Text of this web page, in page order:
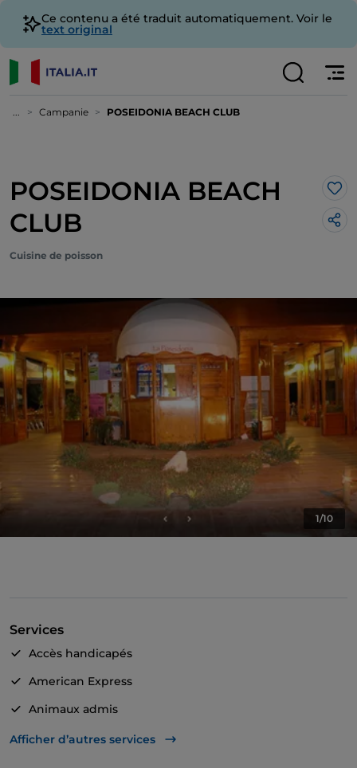
Ce contenu a été traduit automatiquement. Voir le
text original
... Campanie POSEIDONIA BEACH CLUB
POSEIDONIA BEACH
CLUB
Cuisine de poisson
1/10
Services
Accès handicapés
American Express
Animaux admis
Apple Pay
Afficher d’autres services